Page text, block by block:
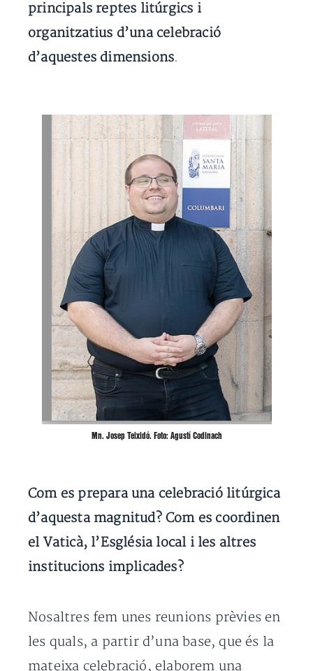
principals reptes litúrgics i
organitzatius d’una celebració
d’aquestes dimensions.
Mn. Josep Teixidó. Foto: Agustí Codinach
Com es prepara una celebració litúrgica
d’aquesta magnitud? Com es coordinen
el Vaticà, l’Església local i les altres
institucions implicades?
Nosaltres fem unes reunions prèvies en
les quals, a partir d’una base, que és la
mateixa celebració, elaborem una